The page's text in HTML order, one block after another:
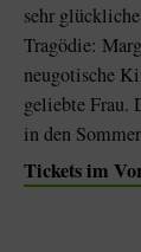
sehr
Tragödie:
neugotische
geliebte Frau.
in den
Tickets im